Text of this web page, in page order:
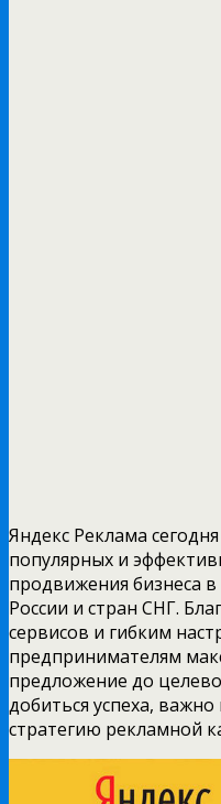
Яндекс Реклама
популярных и
продвижения бизнеса
России и стран СНГ.
сервисов и гибким
предпринимателям
предложение до
добиться успеха,
стратегию рекламной